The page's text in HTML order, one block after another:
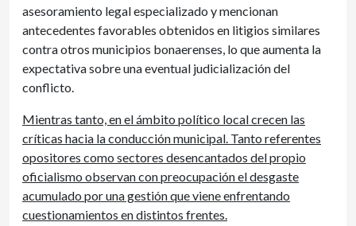
asesoramiento legal especializado y mencionan
antecedentes favorables obtenidos en litigios similares
contra otros municipios bonaerenses, lo que aumenta la
expectativa sobre una eventual judicialización del
conflicto.
Mientras tanto, en el ámbito político local crecen las
críticas hacia la conducción municipal. Tanto referentes
opositores como sectores desencantados del propio
oficialismo observan con preocupación el desgaste
acumulado por una gestión que viene enfrentando
cuestionamientos en distintos frentes.